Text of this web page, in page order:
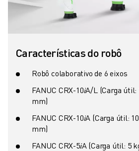
EVENTOS EDUCATIVOS
FANUC NA EUROPA
SUSTENTABILIDADE
CARREIRA
MOLDE O SEU FUTURO COM A FANUC
JUNTE-SE A NÓS » PORTAL DE EMPREGO
CONTACTO
Características do robô
Robô colaborativo de 6 eixos
FANUC CRX-10𝑖A/L (Carga
mm)
FANUC CRX-10𝑖A (Carga útil:
mm)
FANUC CRX-5𝑖A (Carga útil: 5